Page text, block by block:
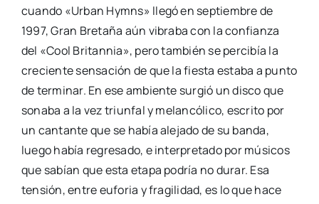
cuando «Urban Hymns» llegó en septiembre de
1997, Gran Bretaña aún vibraba con la confianza
del «Cool Britannia», pero también se percibía la
creciente sensación de que la fiesta estaba a punto
de terminar. En ese ambiente surgió un disco que
sonaba a la vez triunfal y melancólico, escrito por
un cantante que se había alejado de su banda,
luego había regresado, e interpretado por músicos
que sabían que esta etapa podría no durar. Esa
tensión, entre euforia y fragilidad, es lo que hace